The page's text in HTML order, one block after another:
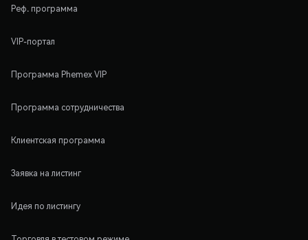
Реф. программа
VIP-портал
Программа Phemex VIP
Программа сотрудничества
Клиентская программа
Заявка на листинг
Идея по листингу